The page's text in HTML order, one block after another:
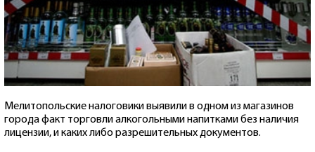
Мелитопольские налоговики выявили в одном из магазинов
города факт торговли алкогольными напитками без наличия
лицензии, и каких либо разрешительных документов.